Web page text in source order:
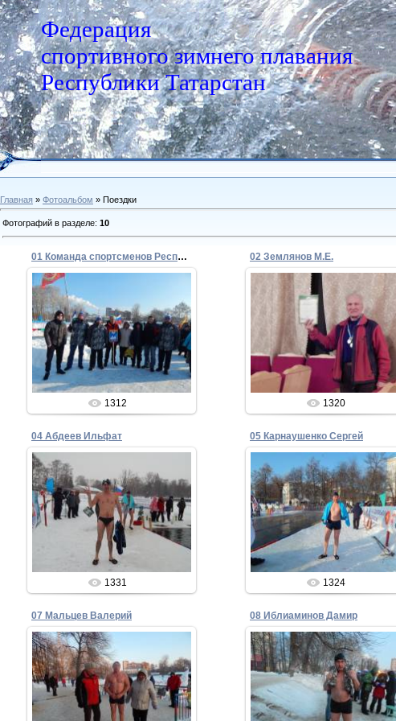
Федерация
спортивного зимнего плавания
Республики Татарстан
Главная » Фотоальбом » Поездки
Фотографий в разделе: 10
01 Команда спортсменов Республики Татарстан
02.02.2015
Admin
1312
02 Землянов М.Е.
02.02.2015
Admin
1320
04 Абдеев Ильфат
02.02.2015
Admin
1331
05 Карнаушенко Сергей
02.02.2015
Admin
1324
07 Мальцев Валерий
02.02.2015
Admin
08 Иблиаминов Дамир
02.02.2015
Admin